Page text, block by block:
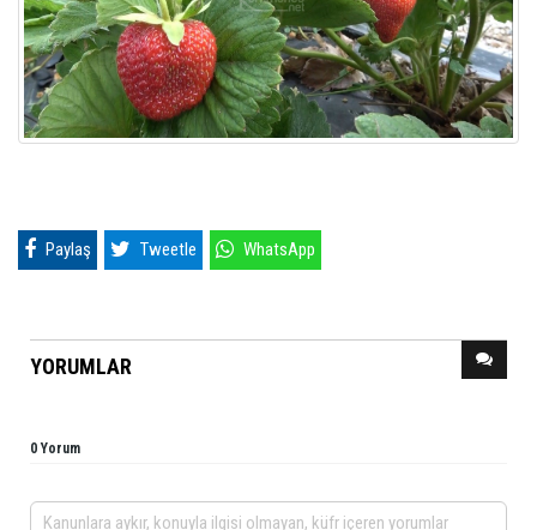
Paylaş Tweetle WhatsApp
YORUMLAR
0 Yorum